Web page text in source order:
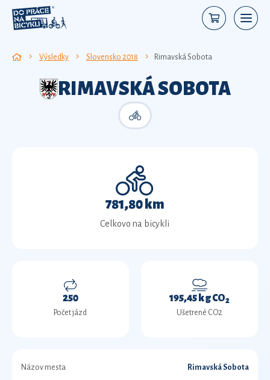
Výsledky Slovensko 2018 Rimavská Sobota
RIMAVSKÁ SOBOTA
781,80 km
Celkovo na bicykli
250
Počet jázd
195,45 kg CO2
Ušetrené CO2
Názov mesta Rimavská Sobota